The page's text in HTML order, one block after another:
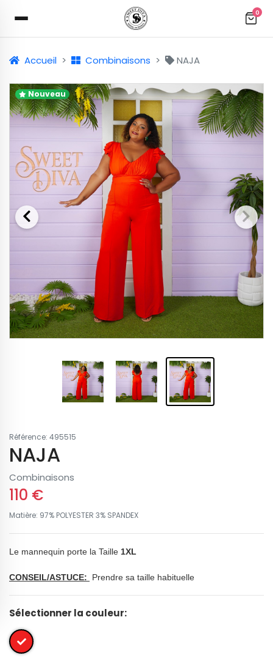
0
Accueil Combinaisons NAJA
Nouveau
Référence: 495515
NAJA
Combinaisons
110 €
Matière: 97% POLYESTER 3% SPANDEX
Le mannequin porte la Taille 1XL
CONSEIL/ASTUCE: Prendre sa taille habituelle
Sélectionner la couleur: